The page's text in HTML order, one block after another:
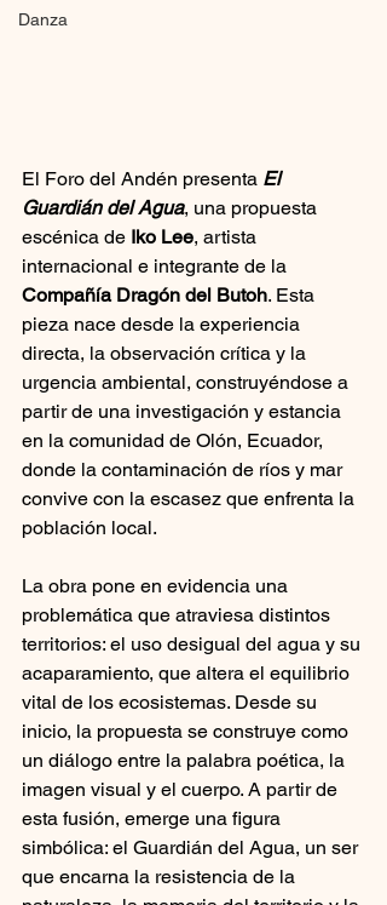
Danza
El Foro del Andén presenta El
Guardián del Agua, una propuesta
escénica de Iko Lee, artista
internacional e integrante de la
Compañía Dragón del Butoh. Esta
pieza nace desde la experiencia
directa, la observación crítica y la
urgencia ambiental, construyéndose a
partir de una investigación y estancia
en la comunidad de Olón, Ecuador,
donde la contaminación de ríos y mar
convive con la escasez que enfrenta la
población local.
La obra pone en evidencia una
problemática que atraviesa distintos
territorios: el uso desigual del agua y su
acaparamiento, que altera el equilibrio
vital de los ecosistemas. Desde su
inicio, la propuesta se construye como
un diálogo entre la palabra poética, la
imagen visual y el cuerpo. A partir de
esta fusión, emerge una figura
simbólica: el Guardián del Agua, un ser
que encarna la resistencia de la